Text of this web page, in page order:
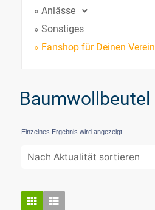
» Anlässe
» Sonstiges
» Fanshop für Deinen Verein
Baumwollbeutel
Einzelnes Ergebnis wird angezeigt